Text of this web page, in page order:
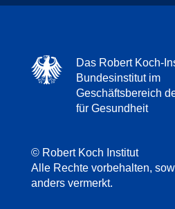
Das Robert Koch-
Bundesinstitut im
Geschäftsbereich
für Gesundheit
© Robert Koch Institut
Alle Rechte vorbehalten,
anders vermerkt.